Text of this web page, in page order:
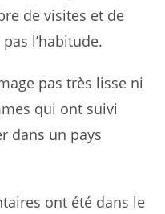
de visites et de
l’habitude.
pas très lisse ni
qui ont suivi
dans un pays
ont été dans le